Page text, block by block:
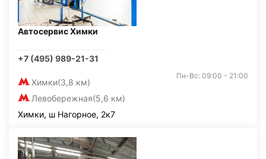
Автосервис Химки
+7 (495) 989-21-31
Химки(3,8 км)
Левобережная(5,6 км)
Пн-Вс: 09:00 - 21:00
Химки, ш Нагорное, 2к7